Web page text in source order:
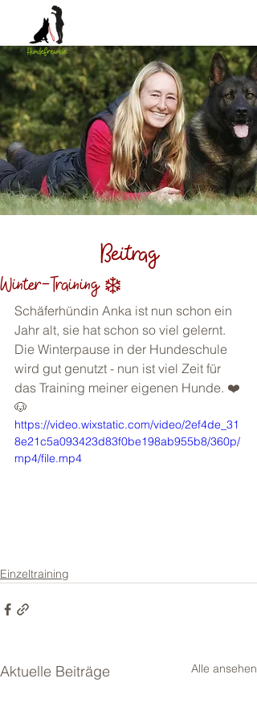
Beitrag
Winter-Training ❄️
Schäferhündin Anka ist nun schon ein
Jahr alt, sie hat schon so viel gelernt.
Die Winterpause in der Hundeschule
wird gut genutzt - nun ist viel Zeit für
das Training meiner eigenen Hunde. ❤️
🐶
https://video.wixstatic.com/video/2ef4de_31
8e21c5a093423d83f0be198ab955b8/360p/
mp4/file.mp4
Einzeltraining
Aktuelle Beiträge Alle ansehen